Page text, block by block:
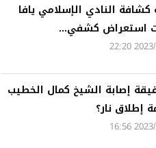
النادي الإسلامي يافا
استعراض كشفي...
2023/
إصابة الشيخ كمال الخطيب
إطلاق نار؟
2023/